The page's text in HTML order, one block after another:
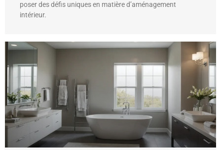
poser des défis uniques en matière d’aménagement
intérieur.